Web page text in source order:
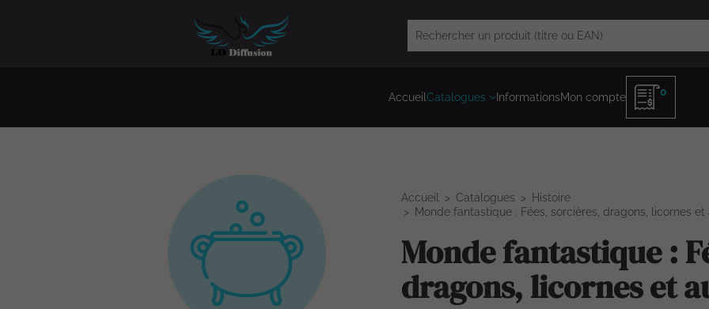
Accueil Catalogues InformationsMon compte 0
Accueil Catalogues
Histoire
Monde fantastique : Fées, sorcières, dragons, licornes
Monde fantastique :
dragons, licornes et